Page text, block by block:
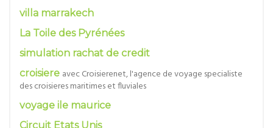
villa marrakech
La Toile des Pyrénées
simulation rachat de credit
croisiere avec Croisierenet, l'agence de voyage specialiste
des croisieres maritimes et fluviales
voyage ile maurice
Circuit Etats Unis